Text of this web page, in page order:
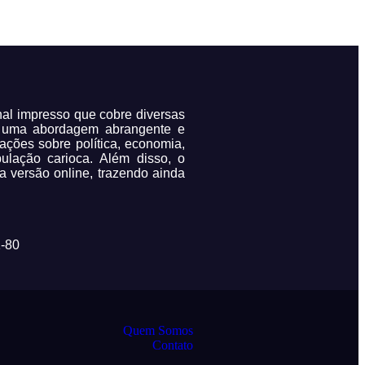
impresso que cobre diversas
abordagem abrangente e
sobre política, economia,
carioca. Além disso, o
versão online, trazendo ainda
80
Quem Somos
Contato